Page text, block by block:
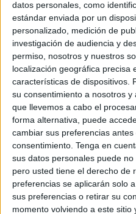
datos personales, como
estándar enviada por un
personalizado, medición de
investigación de audiencia y
permiso, nosotros y nuestros
localización geográfica precisa
características de dispositivos.
su consentimiento a nosotros
que llevemos a cabo el
forma alternativa, puede
cambiar sus preferencias
consentimiento. Tenga en
sus datos personales puede
pero usted tiene el derecho de
preferencias se aplicarán solo
sus preferencias o retirar su
momento volviendo a este sitio
empresas. En el concurso liderado por
participado además Optimedia y OMD.
un presupuesto cercano a los tres
Banco Santander y BBVA, entidades
del ICO que fueron aprobados por el
La acción trata de trasladar a Pymes y
con ICO Directo, los créditos directos
Banco de Santander. Dentro de la
Jorge Martínez Beneyto, Director de
Paloma Lumbreras, Strategy Manager
Directora de Operaciones de Arena
Según las previsiones del ICO el crédito
60.000 euros pudiendo llegar a un